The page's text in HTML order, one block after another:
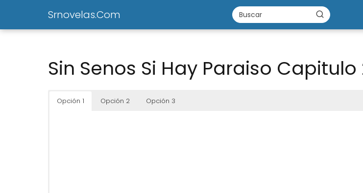
Srnovelas.Com
Sin Senos Si Hay Paraiso Capitulo
Opción 1 Opción 2 Opción 3